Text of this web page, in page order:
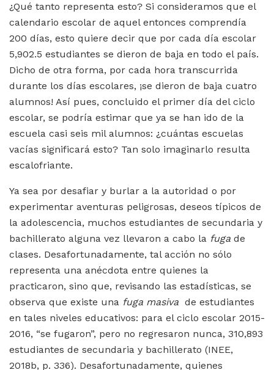
¿Qué tanto representa esto? Si consideramos que el
calendario escolar de aquel entonces comprendía
200 días, esto quiere decir que por cada día escolar
5,902.5 estudiantes se dieron de baja en todo el país.
Dicho de otra forma, por cada hora transcurrida
durante los días escolares, ¡se dieron de baja cuatro
alumnos! Así pues, concluido el primer día del ciclo
escolar, se podría estimar que ya se han ido de la
escuela casi seis mil alumnos: ¿cuántas escuelas
vacías significará esto? Tan solo imaginarlo resulta
escalofriante.
Ya sea por desafiar y burlar a la autoridad o por
experimentar aventuras peligrosas, deseos típicos de
la adolescencia, muchos estudiantes de secundaria y
bachillerato alguna vez llevaron a cabo la fuga de
clases. Desafortunadamente, tal acción no sólo
representa una anécdota entre quienes la
practicaron, sino que, revisando las estadísticas, se
observa que existe una fuga masiva de estudiantes
en tales niveles educativos: para el ciclo escolar 2015-
2016, “se fugaron”, pero no regresaron nunca, 310,893
estudiantes de secundaria y bachillerato (INEE,
2018b, p. 336). Desafortunadamente, quienes